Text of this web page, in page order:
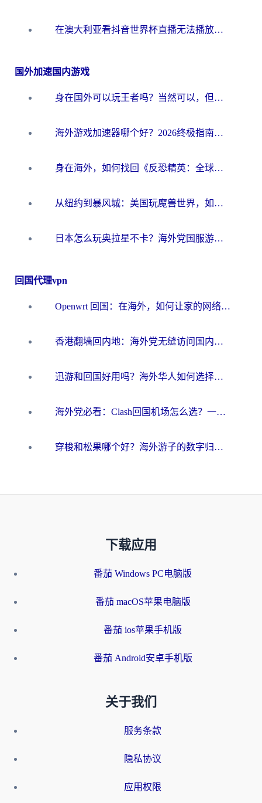
在澳大利亚看抖音世界杯直播无法播放？海外党体育观赛终极指南来了！
国外加速国内游戏
身在国外可以玩王者吗？当然可以，但你需要这份“加速”指南
海外游戏加速器哪个好？2026终极指南帮你畅玩国服+解决卡顿难题
身在海外，如何找回《反恐精英：全球攻势》国服的丝滑手感？一份给你的终极指南
从纽约到暴风城：美国玩魔兽世界，如何找到你的最佳网络航线
日本怎么玩奥拉星不卡？海外党国服游戏加速器选择全攻略
回国代理vpn
Openwrt 回国：在海外，如何让家的网络触手可及
香港翻墙回内地：海外党无缝访问国内资源的加速器选择全攻略
迅游和回国好用吗？海外华人如何选择靠谱的回国加速器
海外党必看：Clash回国机场怎么选？一篇搞定无缝访问国内资源的全攻略
穿梭和松果哪个好？海外游子的数字归乡路，到底该怎么选
下载应用
番茄 Windows PC电脑版
番茄 macOS苹果电脑版
番茄 ios苹果手机版
番茄 Android安卓手机版
关于我们
服务条款
隐私协议
应用权限